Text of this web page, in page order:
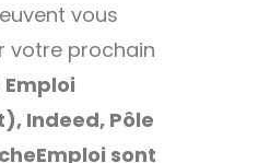
vous
votre prochain
Emploi
Indeed, Pôle
sont